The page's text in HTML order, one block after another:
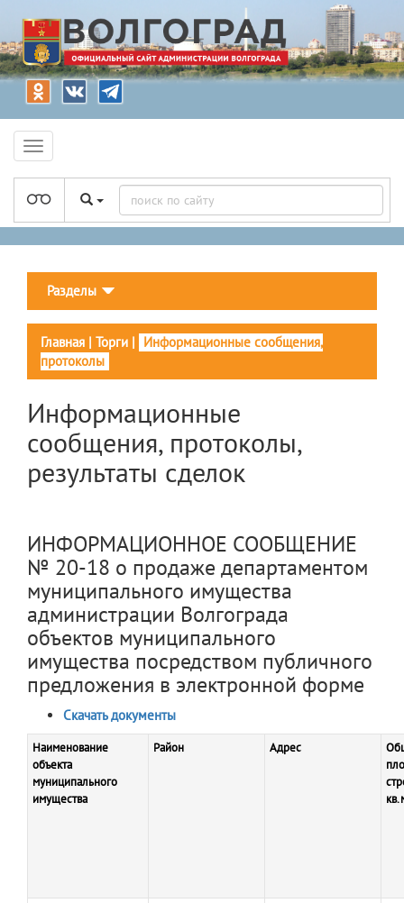
Разделы
Главная | Торги | Информационные сообщения,
протоколы
Информационные
сообщения, протоколы,
результаты сделок
ИНФОРМАЦИОННОЕ СООБЩЕНИЕ
№ 20-18 о продаже департаментом
муниципального имущества
администрации Волгограда
объектов муниципального
имущества посредством публичного
предложения в электронной форме
Скачать документы
Наименование
объекта
муниципального
имущества
Район Адрес